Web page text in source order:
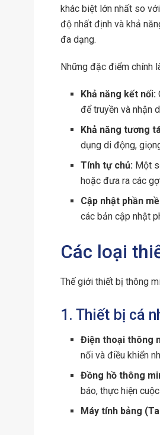
khác biệt lớn nhất so
độ nhất định và khả
đa dạng.
Những đặc điểm chính
Khả năng kết nối:
để truyền và nhận
Khả năng tương
dụng di động,
Tính tự chủ: Một
hoặc đưa ra các
Cập nhật phần
các bản cập nhật
Các loại
Thế giới thiết bị thông
1. Thiết bị cá
Điện thoại thông
nối và điều khiển
Đồng hồ thông
báo, thực hiện
Máy tính bảng